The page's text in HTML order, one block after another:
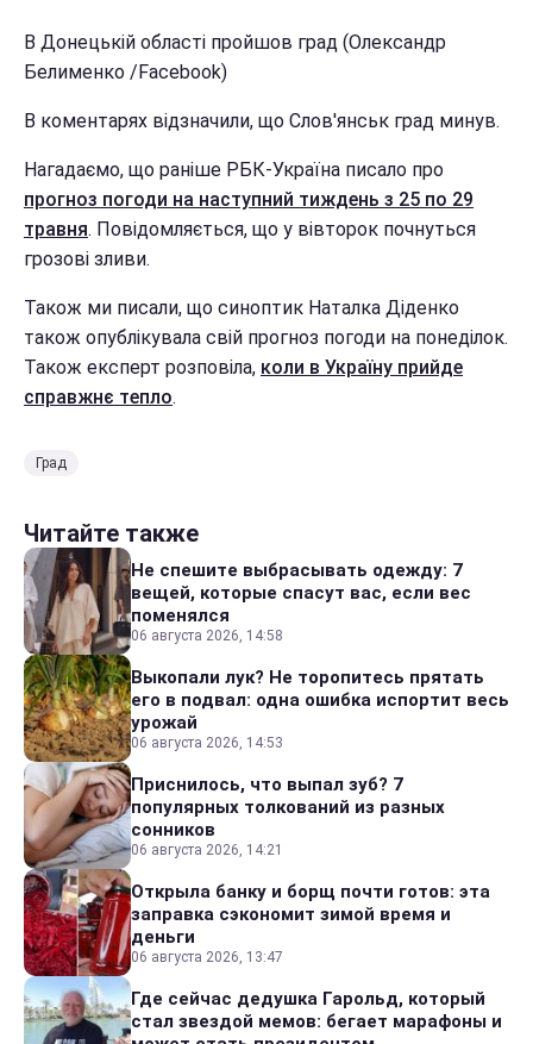
В Донецькій області пройшов град (Олександр
Белименко /Facebook)
В коментарях відзначили, що Слов'янськ град минув.
Нагадаємо, що раніше РБК-Україна писало про
прогноз погоди на наступний тиждень з 25 по 29
травня. Повідомляється, що у вівторок почнуться
грозові зливи.
Також ми писали, що синоптик Наталка Діденко
також опублікувала свій прогноз погоди на понеділок.
Також експерт розповіла, коли в Україну прийде
справжнє тепло.
Град
Читайте также
Не спешите выбрасывать одежду: 7
вещей, которые спасут вас, если вес
поменялся
06 августа 2026, 14:58
Выкопали лук? Не торопитесь прятать
его в подвал: одна ошибка испортит весь
урожай
06 августа 2026, 14:53
Приснилось, что выпал зуб? 7
популярных толкований из разных
сонников
06 августа 2026, 14:21
Открыла банку и борщ почти готов: эта
заправка сэкономит зимой время и
деньги
06 августа 2026, 13:47
Где сейчас дедушка Гарольд, который
стал звездой мемов: бегает марафоны и